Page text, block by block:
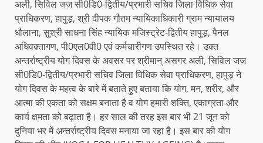
अली, सिविल जज सी0डि0-द्वितीय/प्रभारी सचिव जिला विधिक सेवा
प्राधिकरण, हापुड़, श्री दीपक गौतम न्यायिकाधिकारी ग्राम न्यायालय
धौलाना, सुश्री साधना सिंह न्यायिक मजिस्ट्रेट-द्वितीय हापुड़, पैनल
अधिवक्तागण, पी0एल0वी0 एवं कर्मचारीगण उपस्थित रहे। उक्त
अन्तर्राष्ट्रीय योग दिवस के अवसर पर श्रीमान् असगर अली, सिविल जज
सी0डि0-द्वितीय/प्रभारी सचिव जिला विधिक सेवा प्राधिकरण, हापुड़ ने
योग दिवस के महत्व के बारे में बताते हुए बताया कि योग, मन, शरीर, और
आत्मा की एकता को सक्षम बनाता है व योग हमारी शक्ति, एकाग्रता और
कार्य क्षमता को बढ़ाता है। हर साल की तरह इस बार भी 21 जून को
दुनिया भर में अन्तर्राष्ट्रीय दिवस मनाया जा रहा है। इस बार की योग